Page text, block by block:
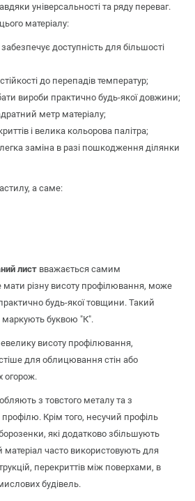
універсальності та ряду переваг.
матеріалу:
доступність для більшості
до перепадів температур;
вироби практично будь-якої довжини;
метр матеріалу;
і велика кольорова палітра;
заміна в разі пошкодження ділянки
а саме:
лист вважається самим
різну висоту профілювання, може
будь-якої товщини. Такий
буквою "К".
висоту профілювання,
для облицювання стін або
огорож.
з товстого металу та з
Крім того, несучий профіль
які додатково збільшують
матеріал часто використовують для
перекриттів між поверхами, в
будівель.